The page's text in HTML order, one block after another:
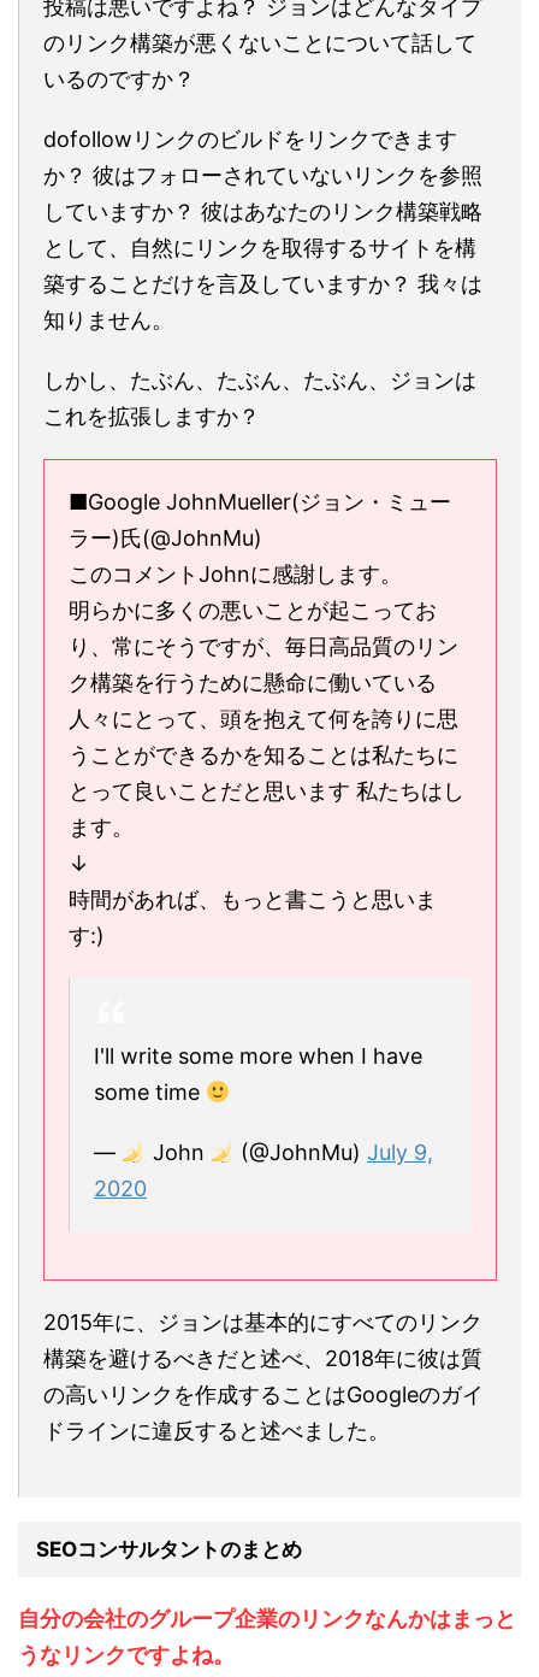
投稿は悪いですよね？ ジョンはどんなタイプ
のリンク構築が悪くないことについて話して
いるのですか？
dofollowリンクのビルドをリンクできます
か？ 彼はフォローされていないリンクを参照
していますか？ 彼はあなたのリンク構築戦略
として、自然にリンクを取得するサイトを構
築することだけを言及していますか？ 我々は
知りません。
しかし、たぶん、たぶん、たぶん、ジョンは
これを拡張しますか？
■Google JohnMueller(ジョン・ミュー
ラー)氏(@JohnMu)
このコメントJohnに感謝します。
明らかに多くの悪いことが起こってお
り、常にそうですが、毎日高品質のリン
ク構築を行うために懸命に働いている
人々にとって、頭を抱えて何を誇りに思
うことができるかを知ることは私たちに
とって良いことだと思います 私たちはし
ます。
↓
時間があれば、もっと書こうと思いま
す:)
I'll write some more when I have
some time
— John (@JohnMu) July 9,
2020
2015年に、ジョンは基本的にすべてのリンク
構築を避けるべきだと述べ、2018年に彼は質
の高いリンクを作成することはGoogleのガイ
ドラインに違反すると述べました。
SEOコンサルタントのまとめ
自分の会社のグループ企業のリンクなんかはまっと
うなリンクですよね。